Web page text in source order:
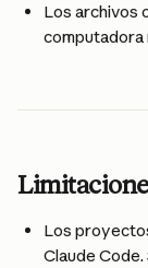
Los archivos
computadora
Los
Claude